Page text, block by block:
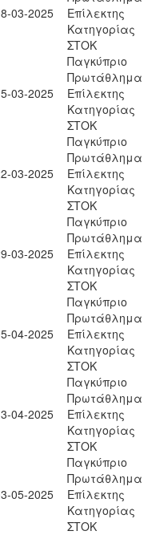
03-2025
Επίλεκτης
Κατηγορίας
ΣΤΟΚ
03-2025
Παγκύπριο
Πρωτάθλημα
Επίλεκτης
Κατηγορίας
ΣΤΟΚ
03-2025
Παγκύπριο
Πρωτάθλημα
Επίλεκτης
Κατηγορίας
ΣΤΟΚ
03-2025
Παγκύπριο
Πρωτάθλημα
Επίλεκτης
Κατηγορίας
ΣΤΟΚ
04-2025
Παγκύπριο
Πρωτάθλημα
Επίλεκτης
Κατηγορίας
ΣΤΟΚ
04-2025
Παγκύπριο
Πρωτάθλημα
Επίλεκτης
Κατηγορίας
ΣΤΟΚ
05-2025
Παγκύπριο
Πρωτάθλημα
Επίλεκτης
Κατηγορίας
ΣΤΟΚ